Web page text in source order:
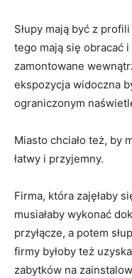
Słupy mają być z
tego mają się obracać
zamontowane
ekspozycja widoczna
ograniczonym
Miasto chciało też, by
łatwy i przyjemny.
Firma, która zajęłaby
musiałaby wykonać
przyłącze, a potem
firmy byłoby też
zabytków na